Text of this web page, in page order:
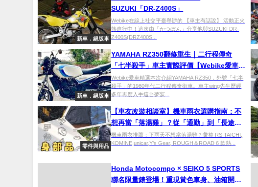
新車．絕版車
SUZUKI「DR-Z400S」
Webike在線上社交平臺舉辦的 【車主有話說】 活動正火
熱進行中！這次由「かつぼん」分享他與SUZUKI DR-
Z400S(DRZ400S...
新車．絕版車
YAMAHA RZ350翻修重生｜二行程傳奇
「七半殺手」車主實際評價【Webike愛車精
選】
Webike愛車精選本次介紹YAMAHA RZ350，外號「七半
殺手」的1980年代二行程傳奇街車。車主wing先生歷經
多年再度入手這台夢寐...
零件與用品
【車友改裝相談室】機車雨衣選購指南：不
想再當「落湯雞」？從「通勤」到「長途巡
航」的乾爽對決｜台日車友評價匯總
機車雨衣推薦：下雨天不想當落湯雞？彙整 RS TAICHI,
KOMINE,unicar,Y's Gear, ROUGH＆ROAD 6 款熱...
Honda Motocompo × SEIKO 5 SPORTS
聯名限量錶登場！重現黃色車身、油箱開關